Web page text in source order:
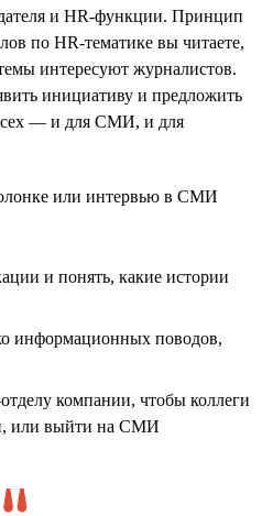
и HR-функции. Принцип
по HR-тематике вы читаете,
интересуют журналистов.
инициативу и предложить
— и для СМИ, и для
или интервью в СМИ
и понять, какие истории
информационных поводов,
компании, чтобы коллеги
или выйти на СМИ